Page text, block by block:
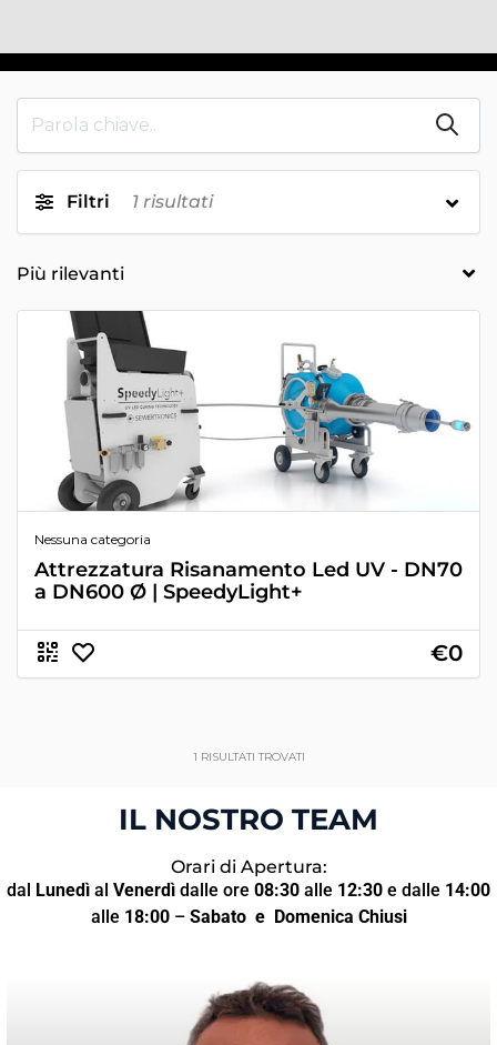
Filtri 1 risultati
Nessuna categoria
Attrezzatura Risanamento Led UV - DN70
a DN600 Ø | SpeedyLight+
€0
1 RISULTATI TROVATI
IL NOSTRO TEAM
Orari di Apertura:
dal Lunedì al Venerdì dalle ore 08:30 alle 12:30 e dalle 14:00
alle 18:00– Sabato e Domenica Chiusi